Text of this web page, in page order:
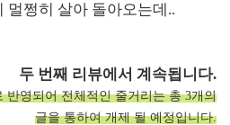
멀쩡히 살아 돌아오는데..
두 번째 리뷰에서 계속됩니다.
반영되어 전체적인 줄거리는 총 3개의
글을 통하여 개제 될 예정입니다.